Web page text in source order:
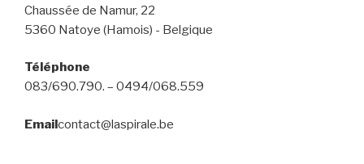
Chaussée de Namur, 22
5360 Natoye (Hamois) - Belgique
Téléphone
083/690.790. – 0494/068.559
Emailcontact@laspirale.be